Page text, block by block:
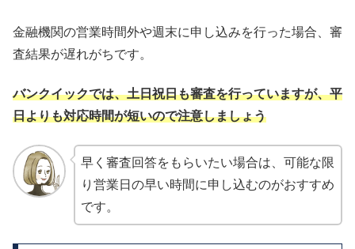
金融機関の営業時間外や週末に申し込みを行った場合、審
査結果が遅れがちです。
バンクイックでは、土日祝日も審査を行っていますが、平
日よりも対応時間が短いので注意しましょう
早く審査回答をもらいたい場合は、可能な限
り営業日の早い時間に申し込むのがおすすめ
です。